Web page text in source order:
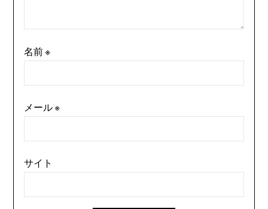
名前※
メール※
サイト